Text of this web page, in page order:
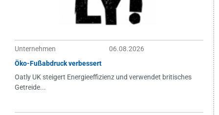
Unternehmen
06.08.2026
Öko-Fußabdruck verbessert
Oatly UK steigert Energieeffizienz und verwendet britisches
Getreide...